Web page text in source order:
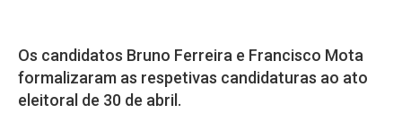
Os candidatos Bruno Ferreira e Francisco Mota
formalizaram as respetivas candidaturas ao ato
eleitoral de 30 de abril.